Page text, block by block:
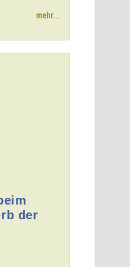
mehr...
der